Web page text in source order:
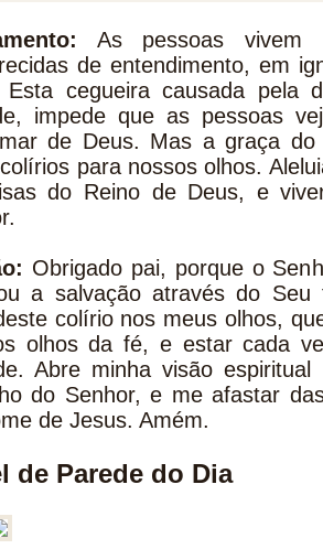
As pessoas vivem
de entendimento, em
Esta cegueira causada pela
impede que as pessoas
de Deus. Mas a graça
para nossos olhos.
do Reino de Deus, e
Obrigado pai, porque o
a salvação através do Seu
colírio nos meus olhos,
olhos da fé, e estar cada
Abre minha visão
do Senhor, e me afastar
de Jesus. Amém.
de Parede do Dia